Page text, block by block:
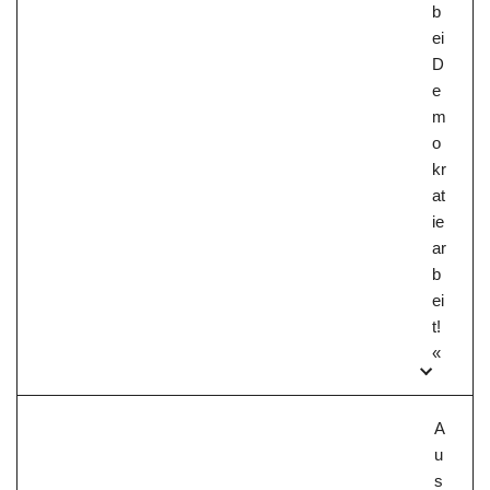
b
ei
D
e
m
o
kr
at
ie
ar
b
ei
t!
«
A
u
s